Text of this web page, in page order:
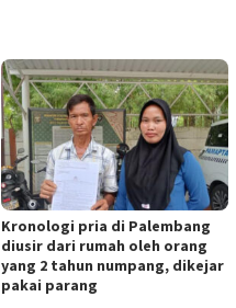
Kronologi pria di Palembang
diusir dari rumah oleh orang
yang 2 tahun numpang, dikejar
pakai parang